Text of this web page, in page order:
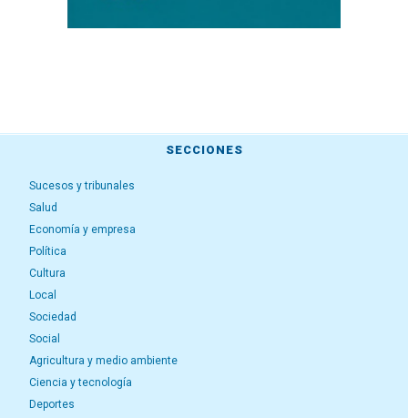
SECCIONES
Sucesos y tribunales
Salud
Economía y empresa
Política
Cultura
Local
Sociedad
Social
Agricultura y medio ambiente
Ciencia y tecnología
Deportes